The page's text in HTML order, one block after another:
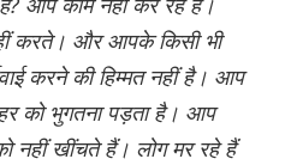
करते। और आपके किसी भी
करने की हिम्मत नहीं है। आप
को भुगतना पड़ता है। आप
नहीं खींचते हैं। लोग मर रहे हैं